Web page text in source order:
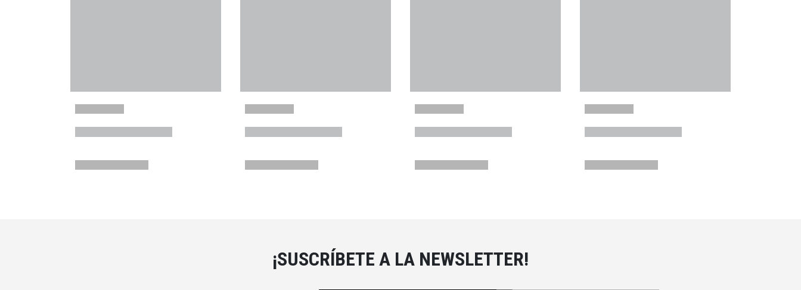
¡SUSCRÍBETE A LA NEWSLETTER!